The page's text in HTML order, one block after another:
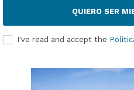
QUIERO SER
I've read and accept the